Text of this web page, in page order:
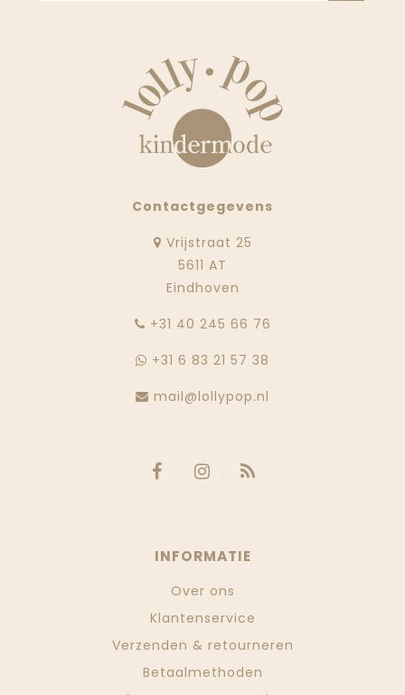
Contactgegevens
Vrijstraat 25
5611 AT
Eindhoven
‭+31 40 245 66 76
+31 6 83 21 57 38
mail@lollypop.nl
INFORMATIE
Over ons
Klantenservice
Verzenden & retourneren
Betaalmethoden